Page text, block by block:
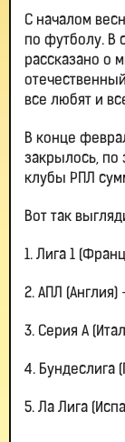
С началом
по футболу. В
рассказано о
все любят и
В конце
закрылось, по
клубы РПЛ
Вот так
1. Лига 1
2. АПЛ (Англия)
3. Серия А
4. Бундеслига
5. Ла Лига